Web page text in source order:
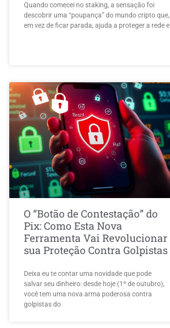
Quando comecei no staking, a sensação foi
descobrir uma “poupança” do mundo cripto que,
em vez de ficar parada, ajuda a proteger a rede e
O “Botão de Contestação” do
Pix: Como Esta Nova
Ferramenta Vai Revolucionar
sua Proteção Contra Golpistas
Deixa eu te contar uma novidade que pode
salvar seu dinheiro: desde hoje (1º de outubro),
você tem uma nova arma poderosa contra
golpistas do